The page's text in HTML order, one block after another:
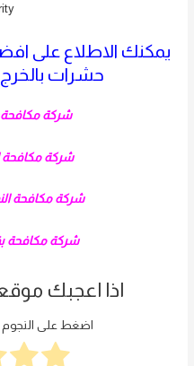
يمكنك الاطلاع على
حشرات
شركة
شركة مكافحة
شركة مكافحة
شركة مكافحة
اذا اعجبك
اضغط على النجوم